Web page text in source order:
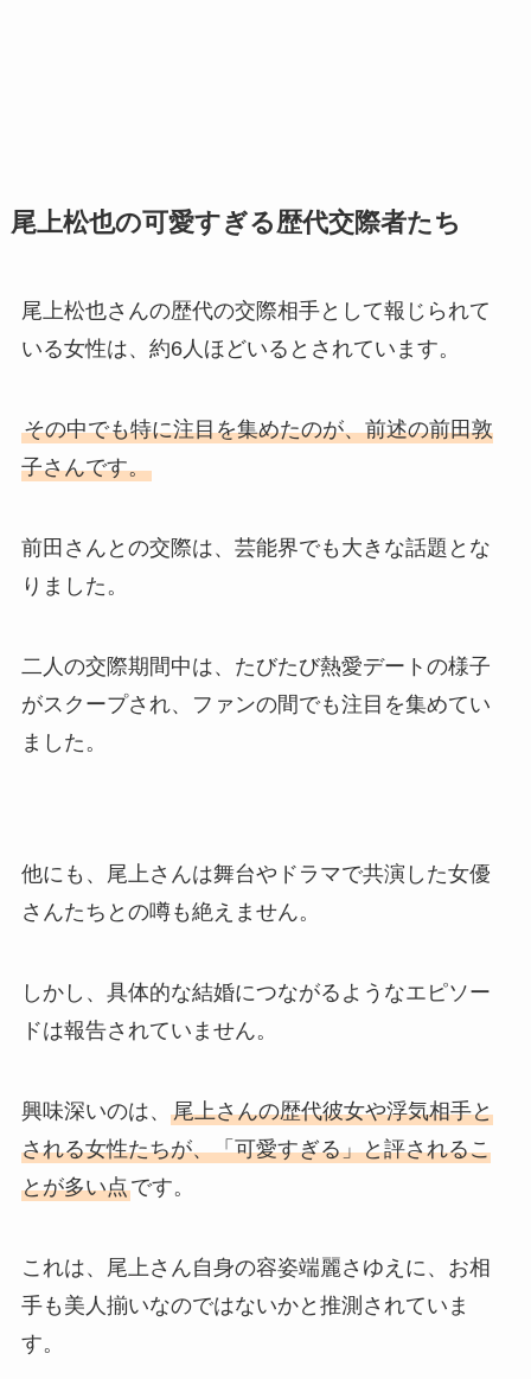
尾上松也の可愛すぎる歴代交際者たち
尾上松也さんの歴代の交際相手として報じられて
いる女性は、約6人ほどいるとされています。
その中でも特に注目を集めたのが、前述の前田敦
子さんです。
前田さんとの交際は、芸能界でも大きな話題とな
りました。
二人の交際期間中は、たびたび熱愛デートの様子
がスクープされ、ファンの間でも注目を集めてい
ました。
他にも、尾上さんは舞台やドラマで共演した女優
さんたちとの噂も絶えません。
しかし、具体的な結婚につながるようなエピソー
ドは報告されていません。
興味深いのは、 尾上さんの歴代彼女や浮気相手と
される女性たちが、「可愛すぎる」と評されるこ
とが多い点です。
これは、尾上さん自身の容姿端麗さゆえに、お相
手も美人揃いなのではないかと推測されていま
す。